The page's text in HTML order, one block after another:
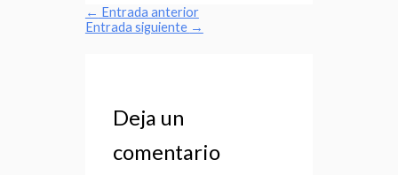
← Entrada anterior
Entrada siguiente →
Deja un
comentario